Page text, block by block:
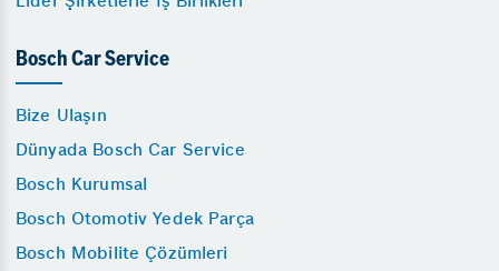
Bosch Car Service
Bize Ulaşın
Dünyada Bosch Car Service
Bosch Kurumsal
Bosch Otomotiv Yedek Parça
Bosch Mobilite Çözümleri